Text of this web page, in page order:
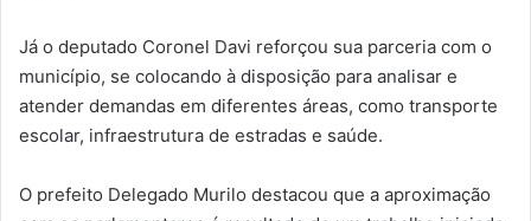
Já o deputado Coronel Davi reforçou sua parceria com o
município, se colocando à disposição para analisar e
atender demandas em diferentes áreas, como transporte
escolar, infraestrutura de estradas e saúde.
O prefeito Delegado Murilo destacou que a aproximação